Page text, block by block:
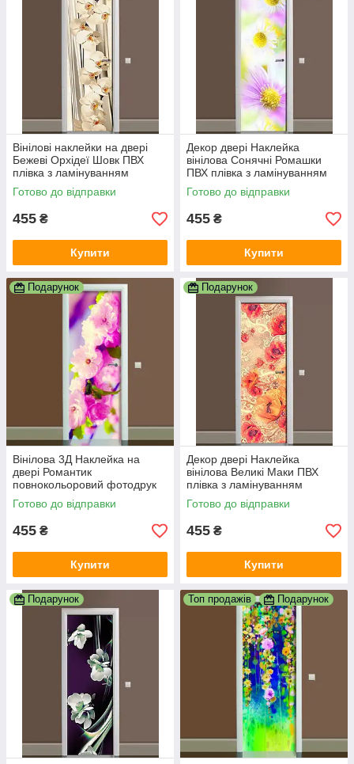
Вінілові наклейки на двері
Бежеві Орхідеї Шовк ПВХ
плівка з ламінуванням
600х1800 мм квіти Бежевий
Готово до відправки
455 ₴
Купити
Декор двері Наклейка
вінілова Сонячні Ромашки
ПВХ плівка з ламінуванням
600х1800 мм Квіти Жовтий
Готово до відправки
455 ₴
Купити
Подарунок
Вінілова 3Д Наклейка на
двері Романтик
повнокольоровий фотодрук
плівка для дверей декор
600х1800 мм
Готово до відправки
455 ₴
Купити
Подарунок
Декор двері Наклейка
вінілова Великі Маки ПВХ
плівка з ламінуванням
600х1800 мм квіти Червоний
Готово до відправки
455 ₴
Купити
Подарунок Топ продажів Подарунок